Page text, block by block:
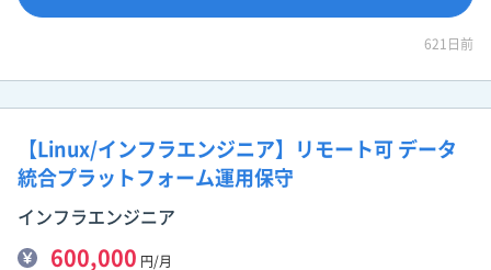
621日前
【Linux/インフラエンジニア】リモート可 データ
統合プラットフォーム運用保守
インフラエンジニア
600,000 円/月